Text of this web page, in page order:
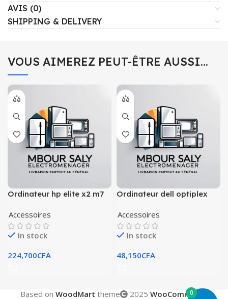
AVIS (0)
SHIPPING & DELIVERY
VOUS AIMEREZ PEUT-ÊTRE AUSSI…
Ordinateur hp elite x2 m7
Accessoires
In stock
224,700CFA
Ordinateur dell optiplex
Accessoires
In stock
48,150CFA
Based on WoodMart theme 2025 WooCommerce
0